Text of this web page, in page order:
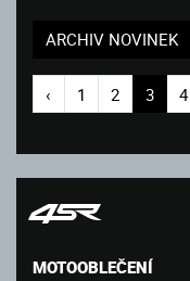
ARCHIV NOVINEK
‹ 1 2 3 4
MOTOOBLEČENÍ